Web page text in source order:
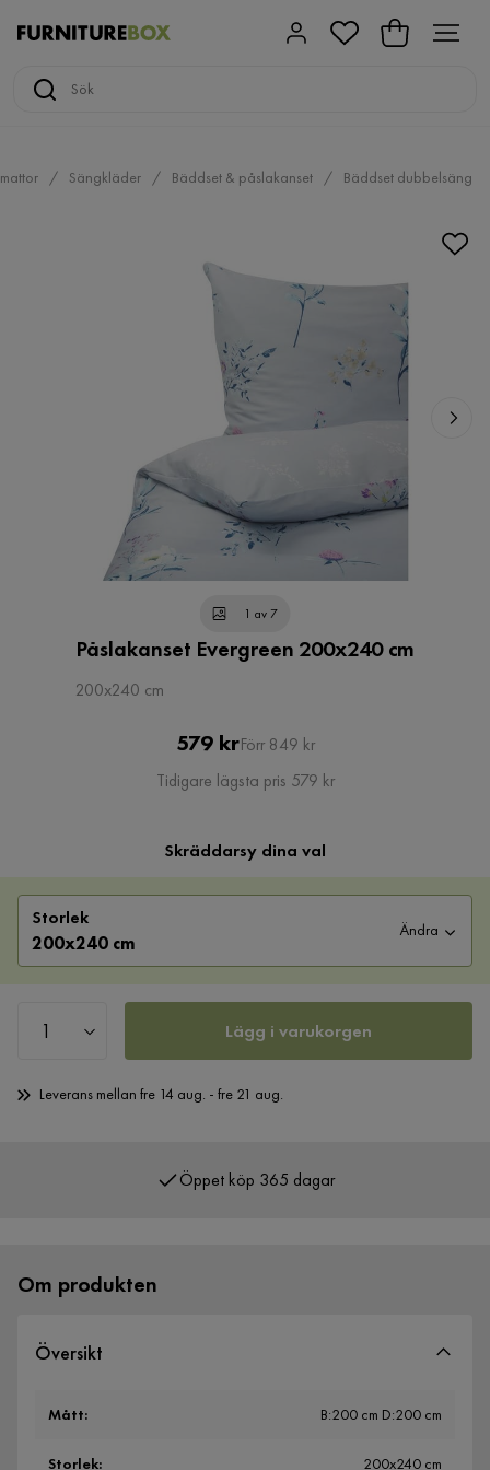
Sängkläder Bäddset & påslakanset Bäddset dubbelsäng
1 av 7
Påslakanset Evergreen 200x240 cm
200x240 cm
Pris
579 krOriginal
Pris
Förr 849 kr
Tidigare lägsta pris 579 kr
Skräddarsy dina val
Storlek
200x240 cm
Ändra
Lägg i varukorgen
Leverans mellan fre 14 aug. - fre 21 aug.
Öppet köp 365 dagar
Om produkten
Översikt
Mått: B:200 cm D:200 cm
Storlek: 200x240 cm